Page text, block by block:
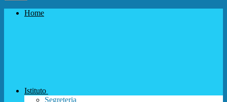
Home
Istituto
Segreteria